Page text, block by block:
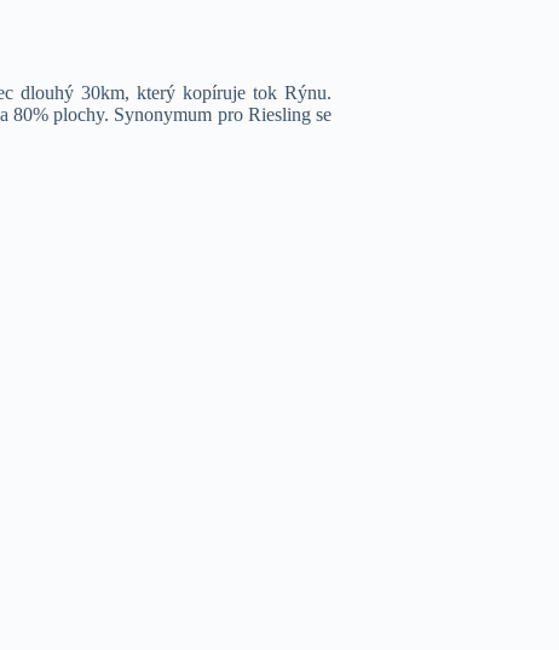
dlouhý 30km, který kopíruje tok Rýnu.
80% plochy. Synonymum pro Riesling se